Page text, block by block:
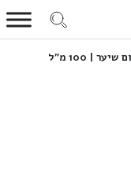
| 100 מ”ל